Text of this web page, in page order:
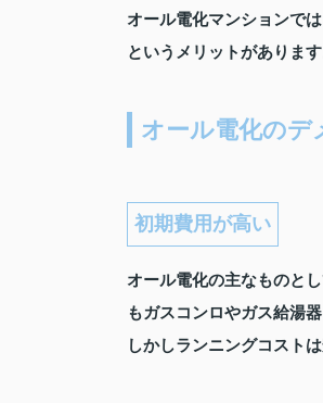
オール電化マンションで
というメリットがあります
オール電化のデ
初期費用が高い
オール電化の主なものと
もガスコンロやガス給湯
しかしランニングコスト